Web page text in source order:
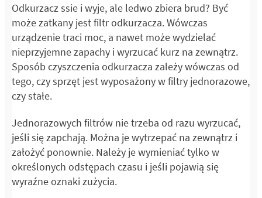
Odkurzacz ssie i wyje, ale ledwo zbiera brud? Być
może zatkany jest filtr odkurzacza. Wówczas
urządzenie traci moc, a nawet może wydzielać
nieprzyjemne zapachy i wyrzucać kurz na zewnątrz.
Sposób czyszczenia odkurzacza zależy wówczas od
tego, czy sprzęt jest wyposażony w filtry jednorazowe,
czy stałe.
Jednorazowych filtrów nie trzeba od razu wyrzucać,
jeśli się zapchają. Można je wytrzepać na zewnątrz i
założyć ponownie. Należy je wymieniać tylko w
określonych odstępach czasu i jeśli pojawią się
wyraźne oznaki zużycia.